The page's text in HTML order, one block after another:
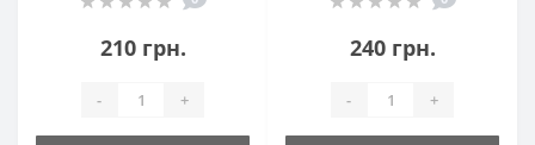
210 грн.
- +
240 грн.
- +